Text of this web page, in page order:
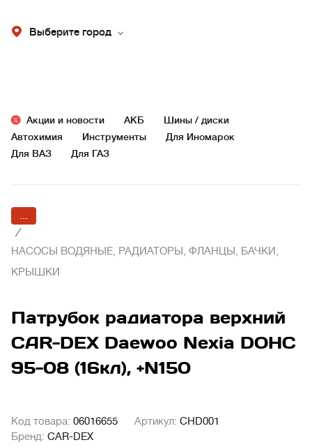
Выберите город
Акции и новости АКБ
Шины / диски
Автохимия
Инструменты
Для Иномарок
Для ВАЗ
Для ГАЗ
...
/
НАСОСЫ ВОДЯНЫЕ, РАДИАТОРЫ, ФЛАНЦЫ, БАЧКИ,
КРЫШКИ
Патрубок радиатора верхний
CAR-DEX Daewoo Nexia DOHC
95-08 (16кл), +N150
Код товара: 06016655 Артикул: CHD001
Бренд: CAR-DEX